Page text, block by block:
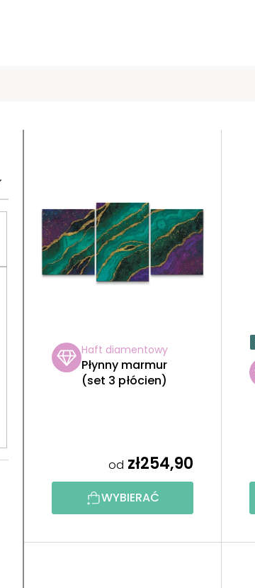
W
Haft diamentowy
Płynny marmur
(set 3 płócien)
od zł254,90
WYBIERAĆ